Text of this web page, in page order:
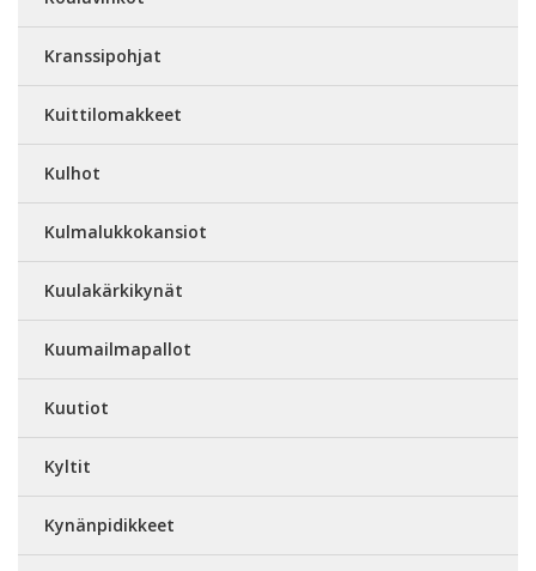
Kranssipohjat
Kuittilomakkeet
Kulhot
Kulmalukkokansiot
Kuulakärkikynät
Kuumailmapallot
Kuutiot
Kyltit
Kynänpidikkeet